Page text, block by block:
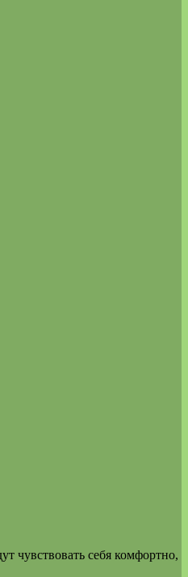
чувствовать себя комфортно,